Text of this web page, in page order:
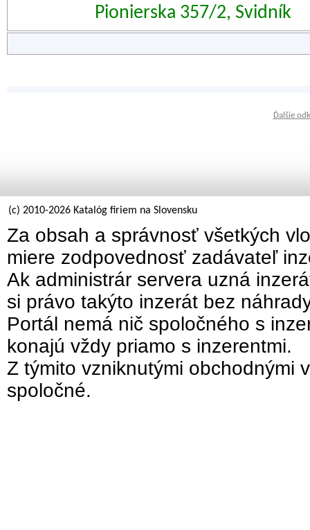
Pionierska 357/2, Svidník
Ďalšie
(c) 2010-2026 Katalóg firiem na Slovensku
Za obsah a správnosť všetkých
miere zodpovednosť zadávateľ
Ak administrár servera uzná
si právo takýto inzerát bez
Portál nemá nič spoločného s
konajú vždy priamo s inzerentmi.
Z týmito vzniknutými obchodnými
spoločné.